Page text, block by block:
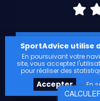
600
SportAdvice utilise
En poursuivant votre
site, vous acceptez
pour réaliser des
Accepter En